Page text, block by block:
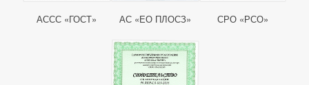
АССС «ГОСТ» АС «ЕО ПЛОСЗ» СРО «РСО»